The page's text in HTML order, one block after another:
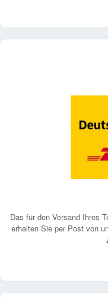
Das für den Versand Ihres
erhalten Sie per Post von